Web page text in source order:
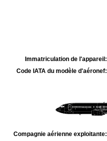
Immatriculation de l'appareil:
Code IATA du modèle d'aéronef:
Compagnie aérienne exploitante: